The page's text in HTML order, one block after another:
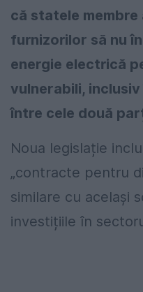
că statele membre
furnizorilor să nu
energie electrică
vulnerabili,
între cele două
Noua legislație
„contracte pentru
similare cu același
investițiile în